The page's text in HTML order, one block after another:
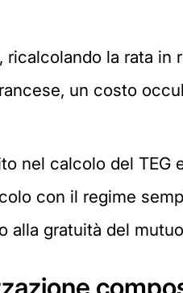
ricalcolando la rata
un costo
nel calcolo del
con il regime
alla gratuità del